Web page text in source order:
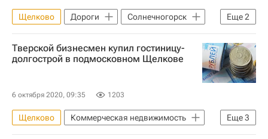
Еще2
Щелково Дороги
Солнечногорск
Черноголовка
Инфраструктура
Тверской бизнесмен купил гостиницу-
долгострой в подмосковном Щелкове
6 октября 2020, 09:35 1203
Еще3
Щелково
Коммерческая недвижимость
Долгострой